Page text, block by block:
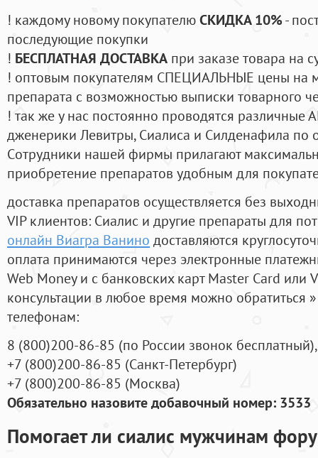
! каждому новому покупателюСКИДКА 10%-
последующие покупки
! БЕСПЛАТНАЯ ДОСТАВКА при заказе товара на
! оптовым покупателям СПЕЦИАЛЬНЫЕ цены на
препарата с возможностью выписки товарного
! так же у нас постоянно проводятся
дженерики Левитры, Сиалиса и Силденафила по
Cотрудники нашей фирмы прилагают
приобретение препаратов удобным для
доставка препаратов осуществляется без
VIP клиентов: Сиалис и другие препараты для
онлайн Виагра Ванино доставляются
оплата принимаются через электронные
Web Money и с банковских карт Master Card или
консультации в любое время можно обратиться
телефонам:
8 (800)200-86-85 (по России звонок бесплатный),
+7 (800)200-86-85 (Санкт-Петербург)
+7 (800)200-86-85 (Москва)
Обязательно назовите добавочный номер: 3533
Помогает ли сиалис мужчинам